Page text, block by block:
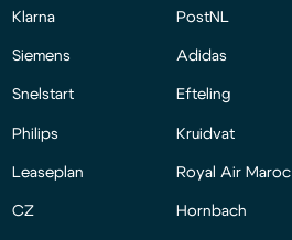
Klarna
Siemens
Snelstart
Philips
Leaseplan
CZ
PostNL
Adidas
Efteling
Kruidvat
Royal Air Maroc
Hornbach